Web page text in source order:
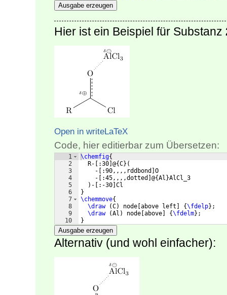
Ausgabe erzeugen
Hier ist ein Beispiel für Substanz
Open in writeLaTeX
Code, hier editierbar zum Übersetzen:
1
2
3
4
5
6
7
8
9
10
\chemfig{
  R-
:30 @{C} (
    -
:90,,,,rddbond
O
    -
:45,,,,dotted @{Al }AlCl_3
) - :-30 Cl
}
\chemmove{
\draw
(C) node above left {\fdelp} ;
\draw
(Al ) node above {\fdelm} ;
}
Ausgabe erzeugen
Alternativ (und wohl einfacher):